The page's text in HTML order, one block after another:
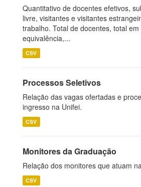
Quantitativo de docentes efetivos,
livre, visitantes e visitantes
trabalho. Total de docentes, total
equivalência,...
CSV
Processos Seletivos
Relação das vagas ofertadas e
ingresso na Unifei.
CSV
Monitores da Graduação
Relação dos monitores que atuam
CSV